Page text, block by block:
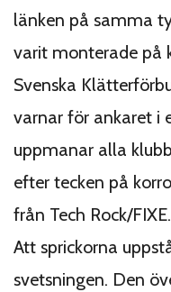
länken på samma
varit monterade på
Svenska
varnar för ankaret i
uppmanar alla
efter tecken på
från Tech Rock/FIXE.
Att sprickorna
svetsningen. Den